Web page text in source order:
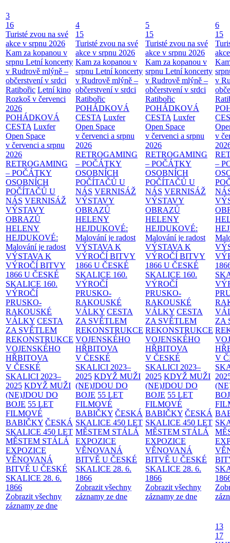
3
16
Turisté zvou na své
akce v srpnu 2026
Kam za kopanou v
srpnu Letní koncerty
v Rudrově mlýně –
občerstvení v srdci
Ratibořic Letní kino
Rozkoš v červenci
2026
POHÁDKOVÁ
CESTA Luxfer
Open Space
v červenci a srpnu
2026
RETROGAMING
– POČÁTKY
OSOBNÍCH
POČÍTAČŮ U
NÁS VERNISÁŽ
VÝSTAVY
OBRAZŮ
HELENY
HEJDUKOVÉ:
Malování je radost
VÝSTAVA K
VÝROČÍ BITVY
1866 U ČESKÉ
SKALICE 160.
VÝROČÍ
PRUSKO-
RAKOUSKÉ
VÁLKY CESTA
ZA SVĚTLEM
REKONSTRUKCE
VOJENSKÉHO
HŘBITOVA
V ČESKÉ
SKALICI 2023–
2025 KDYŽ MUŽI
(NE)JDOU DO
BOJE 55 LET
FILMOVÉ
BABIČKY ČESKÁ
SKALICE 450 LET
MĚSTEM STÁLÁ
EXPOZICE
VĚNOVANÁ
BITVĚ U ČESKÉ
SKALICE 28. 6.
1866
Zobrazit všechny
záznamy ze dne
4
15
Turisté zvou na své
akce v srpnu 2026
Kam za kopanou v
srpnu Letní koncerty
v Rudrově mlýně –
občerstvení v srdci
Ratibořic
POHÁDKOVÁ
CESTA Luxfer
Open Space
v červenci a srpnu
2026
RETROGAMING
– POČÁTKY
OSOBNÍCH
POČÍTAČŮ U
NÁS VERNISÁŽ
VÝSTAVY
OBRAZŮ
HELENY
HEJDUKOVÉ:
Malování je radost
VÝSTAVA K
VÝROČÍ BITVY
1866 U ČESKÉ
SKALICE 160.
VÝROČÍ
PRUSKO-
RAKOUSKÉ
VÁLKY CESTA
ZA SVĚTLEM
REKONSTRUKCE
VOJENSKÉHO
HŘBITOVA
V ČESKÉ
SKALICI 2023–
2025 KDYŽ MUŽI
(NE)JDOU DO
BOJE 55 LET
FILMOVÉ
BABIČKY ČESKÁ
SKALICE 450 LET
MĚSTEM STÁLÁ
EXPOZICE
VĚNOVANÁ
BITVĚ U ČESKÉ
SKALICE 28. 6.
1866
Zobrazit všechny
záznamy ze dne
5
15
Turisté zvou na své
akce v srpnu 2026
Kam za kopanou v
srpnu Letní koncerty
v Rudrově mlýně –
občerstvení v srdci
Ratibořic
POHÁDKOVÁ
CESTA Luxfer
Open Space
v červenci a srpnu
2026
RETROGAMING
– POČÁTKY
OSOBNÍCH
POČÍTAČŮ U
NÁS VERNISÁŽ
VÝSTAVY
OBRAZŮ
HELENY
HEJDUKOVÉ:
Malování je radost
VÝSTAVA K
VÝROČÍ BITVY
1866 U ČESKÉ
SKALICE 160.
VÝROČÍ
PRUSKO-
RAKOUSKÉ
VÁLKY CESTA
ZA SVĚTLEM
REKONSTRUKCE
VOJENSKÉHO
HŘBITOVA
V ČESKÉ
SKALICI 2023–
2025 KDYŽ MUŽI
(NE)JDOU DO
BOJE 55 LET
FILMOVÉ
BABIČKY ČESKÁ
SKALICE 450 LET
MĚSTEM STÁLÁ
EXPOZICE
VĚNOVANÁ
BITVĚ U ČESKÉ
SKALICE 28. 6.
1866
Zobrazit všechny
záznamy ze dne
6
15
v
v
–
ZA
V
13
17